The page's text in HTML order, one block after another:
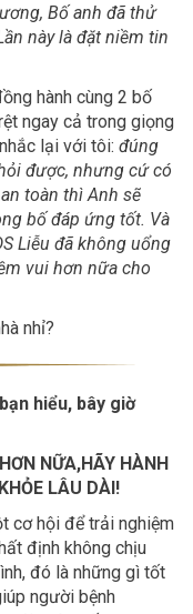
Bố anh đã thử
này là đặt niềm tin
hành cùng 2 bố
ngay cả trong giọng
lại với tôi: đúng
được, nhưng cứ có
toàn thì Anh sẽ
bố đáp ứng tốt. Và
Liễu đã không uổng
vui hơn nữa cho
nhỉ?
hiểu, bây giờ
NỮA,HÃY HÀNH
LÂU DÀI!
cơ hội để trải nghiệm
định không chịu
đó là những gì tốt
người bệnh